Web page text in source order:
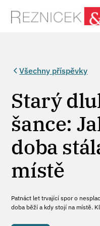
Všechny příspěvky
Starý
šance:
doba
místě
Patnáct let trvající spor o
doba běží a kdy stojí na místě.